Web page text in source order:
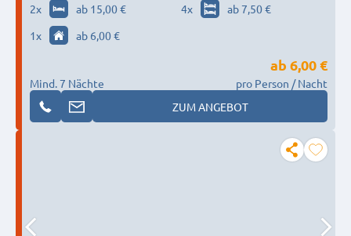
2x ab 15,00 € 4x
ab 7,50 €
1x ab 6,00 €
Mind. 7 Nächte
ab 6,00 €
pro Person / Nacht
ZUM ANGEBOT